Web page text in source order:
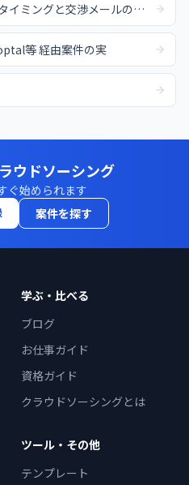
フリーランスが単価を上げるタイミングと交渉メールの例文
等 経由案件の実
ウドソーシング
ぐ始められます
案件を探す
学ぶ・比べる
ブログ
お仕事ガイド
資格ガイド
クラウドソーシングとは
ツール・その他
テンプレート